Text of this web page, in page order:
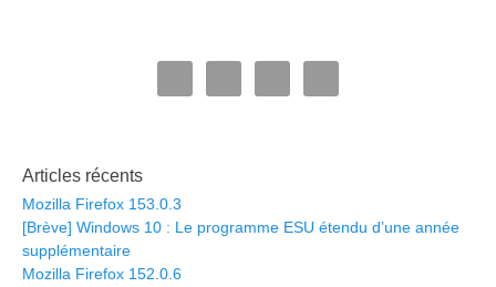
Articles récents
Mozilla Firefox 153.0.3
[Brève] Windows 10 : Le programme ESU étendu d’une année
supplémentaire
Mozilla Firefox 152.0.6